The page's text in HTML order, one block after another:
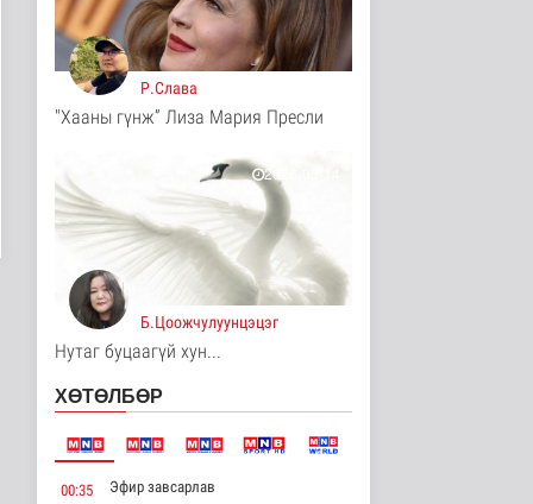
"Онцгой амралт-2026"
реалити шоуны зургийг
авч э..
Нийгэм
11 цаг 1 минутын өмнө
хүчний байлдааны
буудлагат..
Нийгэм
11 цаг 4 минутын өмнө
Цагааннуур суманд 23
мянга гаруй га талбайд
Нийгэм
11 цаг 9 минутын өмнө
Нийгэм
Р.Слава
"Хааны гүнж” Лиза Мария Пресли
2026-05-14
Б.Цоожчулуунцэцэг
Нутаг буцаагүй хун...
ХӨТӨЛБӨР
00:35 Эфир завсарлав